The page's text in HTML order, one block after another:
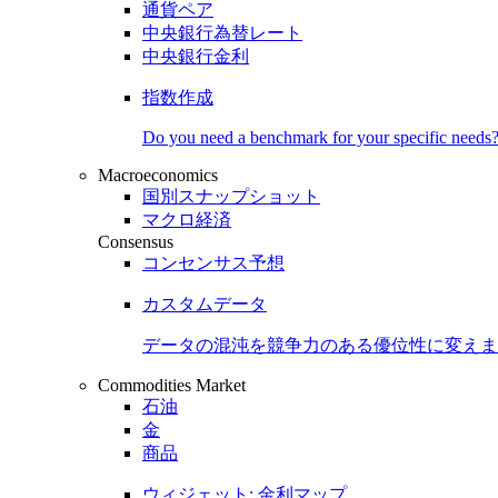
通貨ペア
中央銀行為替レート
中央銀行金利
指数作成
Do you need a benchmark for your specific needs?
Macroeconomics
国別スナップショット
マクロ経済
Consensus
コンセンサス予想
カスタムデータ
データの混沌を競争力のある優位性に変え
Commodities Market
石油
金
商品
ウィジェット: 金利マップ